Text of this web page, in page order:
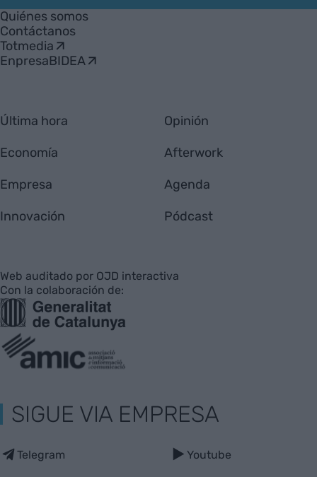
Empresa
Quiénes somos
Contáctanos
Totmedia
EnpresaBIDEA
Última hora
Economía
Empresa
Innovación
Opinión
Afterwork
Agenda
Pódcast
Web auditado por OJD interactiva
Con la colaboración de:
SIGUE VIA EMPRESA
Telegram Youtube